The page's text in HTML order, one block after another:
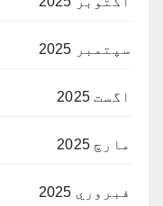
سپتمبر 2025
اگست 2025
مارچ 2025
فبروري 2025